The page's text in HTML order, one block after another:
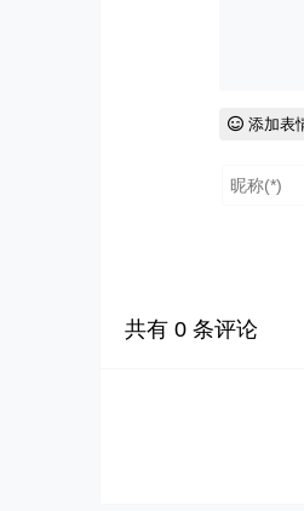
添加表
共有 0 条评论